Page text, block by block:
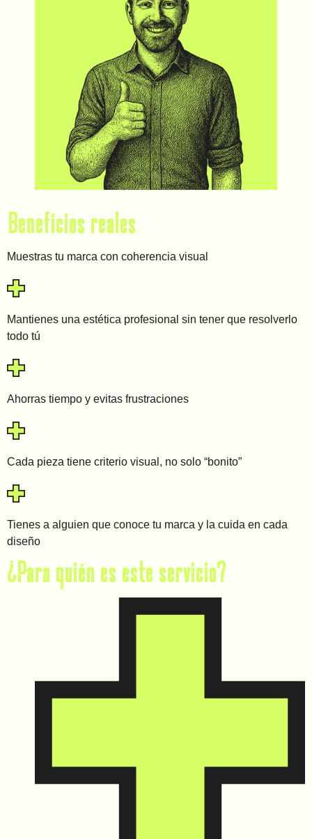
Beneficios reales
Muestras tu marca con coherencia visual
Mantienes una estética profesional sin tener que resolverlo
todo tú
Ahorras tiempo y evitas frustraciones
Cada pieza tiene criterio visual, no solo “bonito”
Tienes a alguien que conoce tu marca y la cuida en cada
diseño
¿Para quién es este servicio?